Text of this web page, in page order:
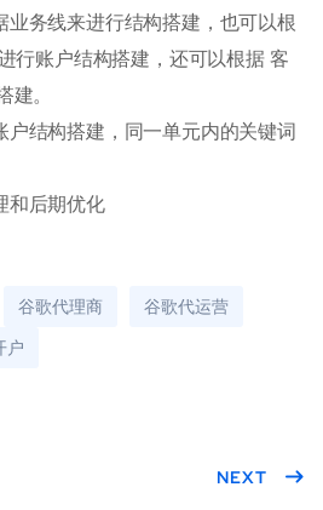
务线来进行结构搭建，也可以根
行账户结构搭建，还可以根据 客
。
结构搭建，同一单元内的关键词
和后期优化
谷歌代理商
谷歌代运营
户
NEXT